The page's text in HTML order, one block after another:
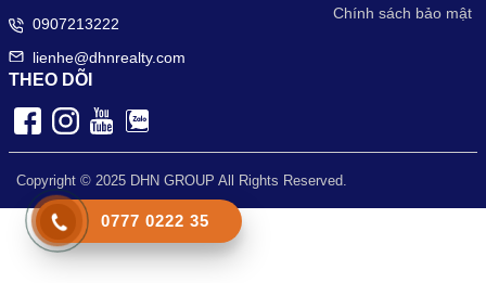
0907213222
lienhe@dhnrealty.com
Chính sách bảo mật
THEO DÕI
Copyright © 2025 DHN GROUP All Rights Reserved.
0777 0222 35